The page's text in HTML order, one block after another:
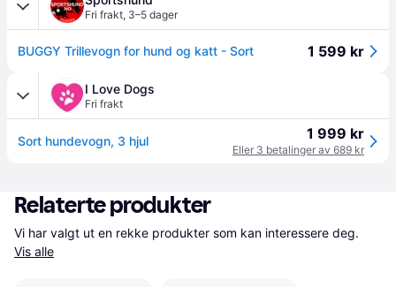
Fri frakt, 3–5 dager
BUGGY Trillevogn for hund og katt - Sort 1 599 kr
I Love Dogs
Fri frakt
Sort hundevogn, 3 hjul 1 999 kr
Eller 3 betalinger av 689 kr
Relaterte produkter
Vis alle